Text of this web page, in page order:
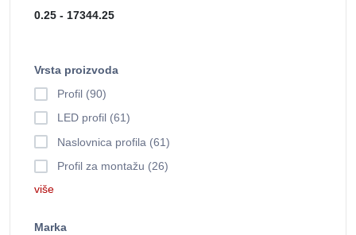
Vrsta proizvoda
Profil (90)
LED profil (61)
Naslovnica profila (61)
Profil za montažu (26)
više
Marka